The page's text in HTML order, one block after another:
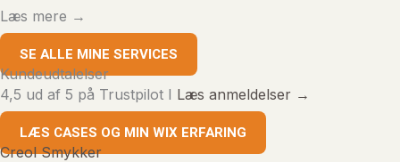
Læs mere →
SE ALLE MINE SERVICES
Kundeudtalelser
4,5 ud af 5 på Trustpilot I Læs anmeldelser →
LÆS CASES OG MIN WIX ERFARING
Creol Smykker